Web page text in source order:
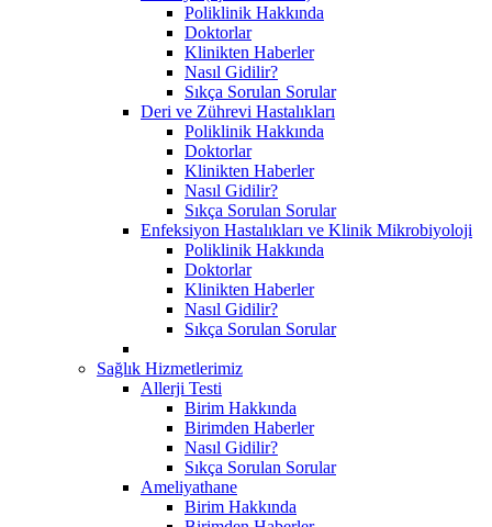
Poliklinik Hakkında
Doktorlar
Klinikten Haberler
Nasıl Gidilir?
Sıkça Sorulan Sorular
Deri ve Zührevi Hastalıkları
Poliklinik Hakkında
Doktorlar
Klinikten Haberler
Nasıl Gidilir?
Sıkça Sorulan Sorular
Enfeksiyon Hastalıkları ve Klinik Mikrobiyoloji
Poliklinik Hakkında
Doktorlar
Klinikten Haberler
Nasıl Gidilir?
Sıkça Sorulan Sorular
Sağlık Hizmetlerimiz
Allerji Testi
Birim Hakkında
Birimden Haberler
Nasıl Gidilir?
Sıkça Sorulan Sorular
Ameliyathane
Birim Hakkında